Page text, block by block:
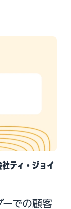
ティ・ジョイ
ーでの顧客